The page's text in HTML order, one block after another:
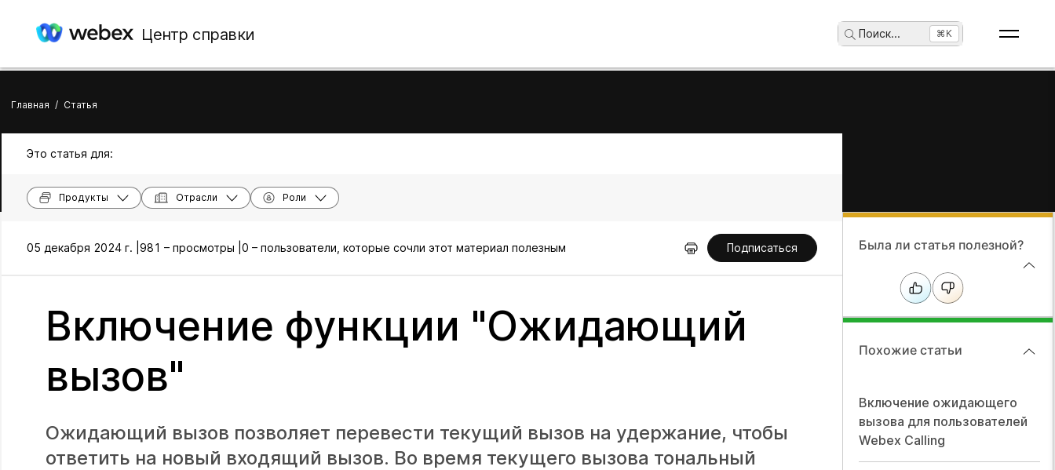
Центр справки Поиск... ⌘K
Главная / Статья
Это статья для:
Продукты Отрасли Роли
05 декабря 2024 г. | 981 – просмотры | 0 – пользователи, которые сочли этот материал полезным Подписаться
Включение функции "Ожидающий
вызов"
Ожидающий вызов позволяет перевести текущий вызов на удержание, чтобы
ответить на новый входящий вызов. Во время текущего вызова тональный
Была ли статья полезной?
Похожие статьи
Включение ожидающего
вызова для пользователей
Webex Calling